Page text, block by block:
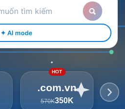
✦ AI mode
HOT
.com.vn
570K350K